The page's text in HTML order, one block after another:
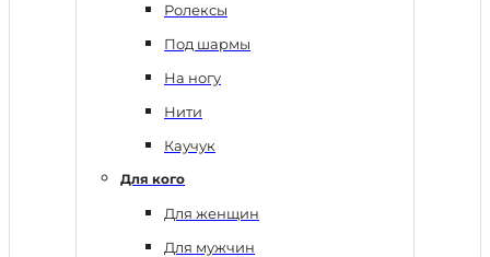
Ролексы
Под шармы
На ногу
Нити
Каучук
Для кого
Для женщин
Для мужчин